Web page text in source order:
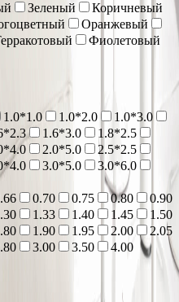
Зеленый
Коричневый
Оранжевый
Фиолетовый
1.0*1.0 1.0*2.0
1.0*3.0
1.6*3.0
1.8*2.5
2.0*5.0
2.5*2.5
3.0*5.0
3.0*6.0
0.70 0.75 0.80
0.90
1.33 1.40 1.45
1.50
1.90 1.95 2.00
2.05
3.00 3.50 4.00